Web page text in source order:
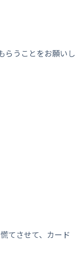
らうことをお願いし
てさせて、カード